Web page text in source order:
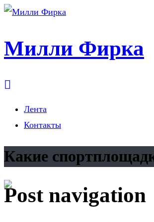
Милли Фирка
Лента
Контакты
Какие
Post navigation